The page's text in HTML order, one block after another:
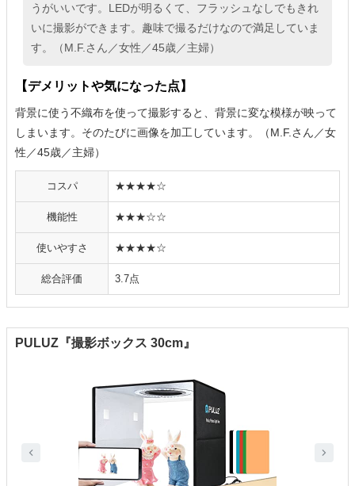
うがいいです。LEDが明るくて、フラッシュなしでもきれ
いに撮影ができます。趣味で撮るだけなので満足していま
す。（M.F.さん／女性／45歳／主婦）
【デメリットや気になった点】
背景に使う不織布を使って撮影すると、背景に変な模様が映って
しまいます。そのたびに画像を加工しています。（M.F.さん／女
性／45歳／主婦）
コスパ ★★★★☆
機能性 ★★★☆☆
使いやすさ ★★★★☆
総合評価 3.7点
PULUZ『撮影ボックス 30cm』